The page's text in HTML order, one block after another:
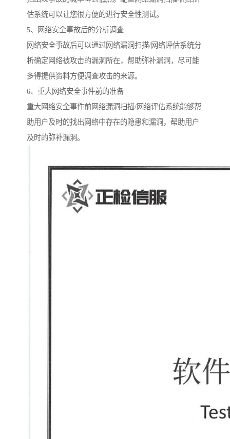
估系统可以让您很方便的进行安全性测试。
5、网络安全事故后的分析调查
网络安全事故后可以通过网络漏洞扫描/网络评估系统分
析确定网络被攻击的漏洞所在，帮助弥补漏洞，尽可能
多得提供资料方便调查攻击的来源。
6、重大网络安全事件前的准备
重大网络安全事件前网络漏洞扫描/网络评估系统能够帮
助用户及时的找出网络中存在的隐患和漏洞，帮助用户
及时的弥补漏洞。